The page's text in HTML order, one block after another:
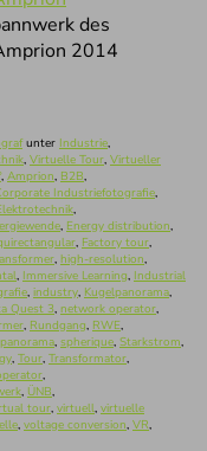
des
2014
unter Industrie,
, Virtuelle Tour, Virtueller
, Amprion, B2B,
Industriefotografie,
,
, Energy distribution,
, Factory tour,
, high-resolution,
, Immersive Learning, Industrial
, industry, Kugelpanorama,
Quest 3, network operator,
, Rundgang, RWE,
, spherique, Starkstrom,
, Tour, Transformator,
,
, ÜNB,
tour, virtuell, virtuelle
, voltage conversion, VR,